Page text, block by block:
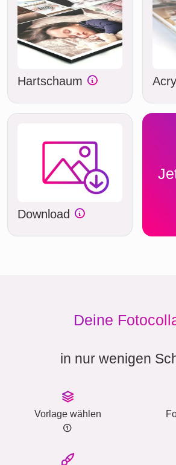
Hartschaum Acryl
Download
Deine
in nur wenigen
Vorlage wählen